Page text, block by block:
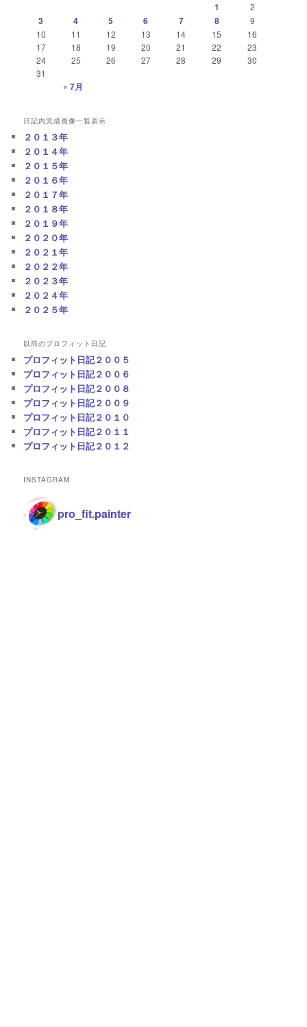
1
2
3 4 5 6 7 8
9
10
11 12 13 14 15
16
17
18 19 20 21 22
23
24
25 26 27 28 29
30
31
« 7月
日記内完成画像一覧表示
２０１３年
２０１４年
２０１５年
２０１６年
２０１７年
２０１８年
２０１９年
２０２０年
２０２１年
２０２２年
２０２３年
２０２４年
２０２５年
以前のプロフィット日記
プロフィット日記２００５
プロフィット日記２００６
プロフィット日記２００８
プロフィット日記２００９
プロフィット日記２０１０
プロフィット日記２０１１
プロフィット日記２０１２
INSTAGRAM
pro_fit.painter